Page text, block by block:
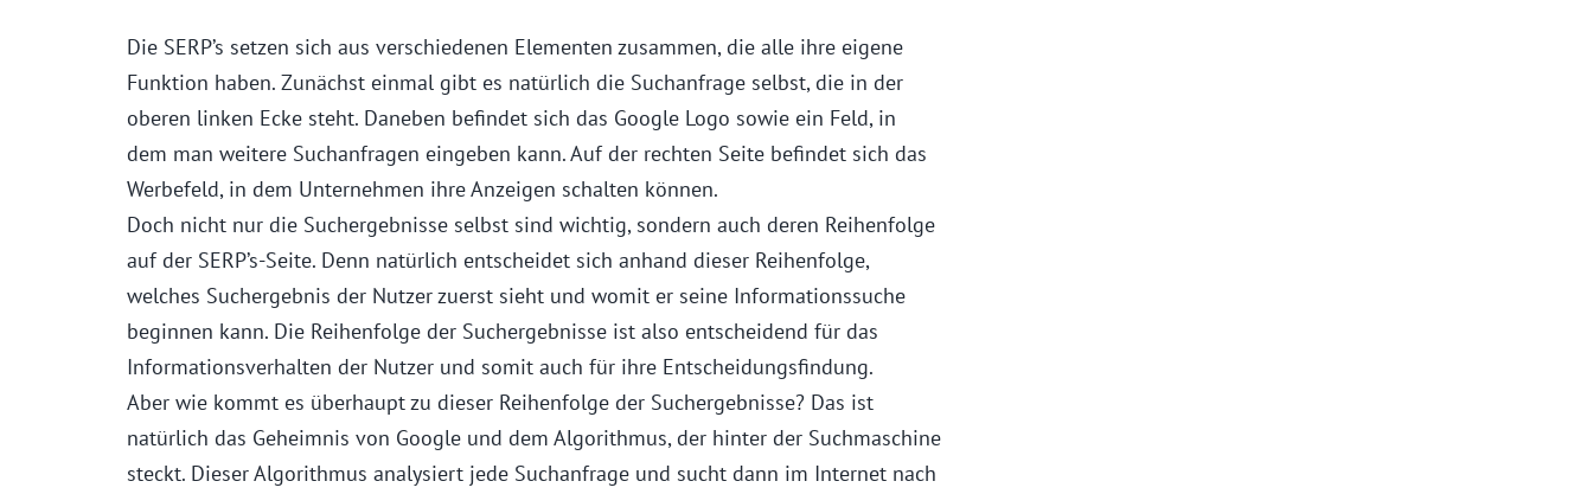
Die SERP’s setzen sich aus verschiedenen Elementen zusammen, die alle ihre eigene
Funktion haben. Zunächst einmal gibt es natürlich die Suchanfrage selbst, die in der
oberen linken Ecke steht. Daneben befindet sich das Google Logo sowie ein Feld, in
dem man weitere Suchanfragen eingeben kann. Auf der rechten Seite befindet sich das
Werbefeld, in dem Unternehmen ihre Anzeigen schalten können.
Doch nicht nur die Suchergebnisse selbst sind wichtig, sondern auch deren Reihenfolge
auf der SERP’s-Seite. Denn natürlich entscheidet sich anhand dieser Reihenfolge,
welches Suchergebnis der Nutzer zuerst sieht und womit er seine Informationssuche
beginnen kann. Die Reihenfolge der Suchergebnisse ist also entscheidend für das
Informationsverhalten der Nutzer und somit auch für ihre Entscheidungsfindung.
Aber wie kommt es überhaupt zu dieser Reihenfolge der Suchergebnisse? Das ist
natürlich das Geheimnis von Google und dem Algorithmus, der hinter der Suchmaschine
steckt. Dieser Algorithmus analysiert jede Suchanfrage und sucht dann im Internet nach